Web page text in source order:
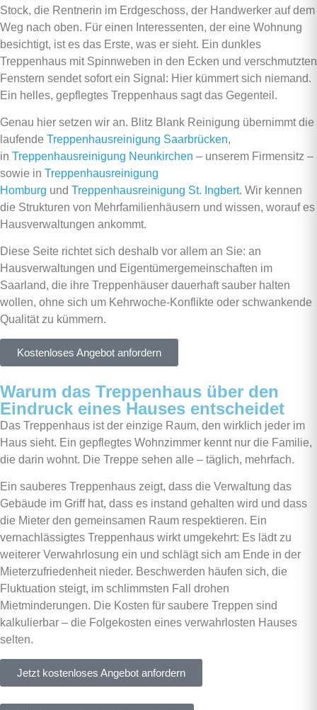
Stock, die Rentnerin im Erdgeschoss, der Handwerker auf dem
Weg nach oben. Für einen Interessenten, der eine Wohnung
besichtigt, ist es das Erste, was er sieht. Ein dunkles
Treppenhaus mit Spinnweben in den Ecken und verschmutzten
Fenstern sendet sofort ein Signal: Hier kümmert sich niemand.
Ein helles, gepflegtes Treppenhaus sagt das Gegenteil.
Genau hier setzen wir an. Blitz Blank Reinigung übernimmt die
laufende Treppenhausreinigung Saarbrücken,
in Treppenhausreinigung Neunkirchen – unserem Firmensitz –
sowie in Treppenhausreinigung
Homburg und Treppenhausreinigung St. Ingbert. Wir kennen
die Strukturen von Mehrfamilienhäusern und wissen, worauf es
Hausverwaltungen ankommt.
Diese Seite richtet sich deshalb vor allem an Sie: an
Hausverwaltungen und Eigentümergemeinschaften im
Saarland, die ihre Treppenhäuser dauerhaft sauber halten
wollen, ohne sich um Kehrwoche-Konflikte oder schwankende
Qualität zu kümmern.
Kostenloses Angebot anfordern
Warum das Treppenhaus über den
Eindruck eines Hauses entscheidet
Das Treppenhaus ist der einzige Raum, den wirklich jeder im
Haus sieht. Ein gepflegtes Wohnzimmer kennt nur die Familie,
die darin wohnt. Die Treppe sehen alle – täglich, mehrfach.
Ein sauberes Treppenhaus zeigt, dass die Verwaltung das
Gebäude im Griff hat, dass es instand gehalten wird und dass
die Mieter den gemeinsamen Raum respektieren. Ein
vernachlässigtes Treppenhaus wirkt umgekehrt: Es lädt zu
weiterer Verwahrlosung ein und schlägt sich am Ende in der
Mieterzufriedenheit nieder. Beschwerden häufen sich, die
Fluktuation steigt, im schlimmsten Fall drohen
Mietminderungen. Die Kosten für saubere Treppen sind
kalkulierbar – die Folgekosten eines verwahrlosten Hauses
selten.
Jetzt kostenloses Angebot anfordern